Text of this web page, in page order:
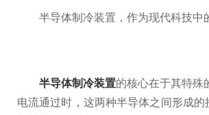
半导体制冷装置，作为现代科技中的
半导体制冷装置的核心在于其特殊
电流通过时，这两种半导体之间形成